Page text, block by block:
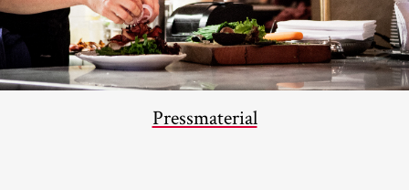
Pressmaterial